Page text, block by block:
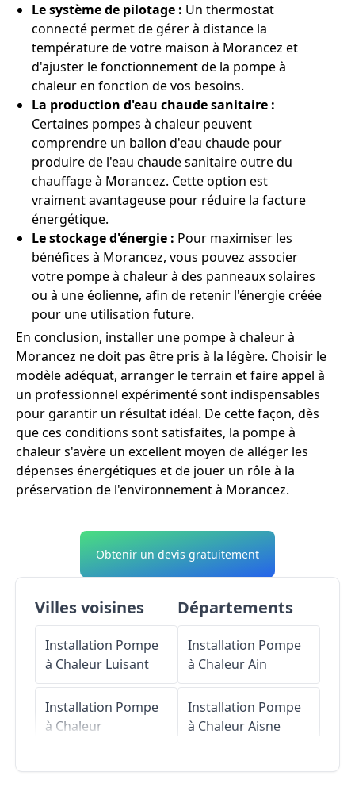
Le système de pilotage : Un thermostat
connecté permet de gérer à distance la
température de votre maison à Morancez et
d'ajuster le fonctionnement de la pompe à
chaleur en fonction de vos besoins.
La production d'eau chaude sanitaire :
Certaines pompes à chaleur peuvent
comprendre un ballon d'eau chaude pour
produire de l'eau chaude sanitaire outre du
chauffage à Morancez. Cette option est
vraiment avantageuse pour réduire la facture
énergétique.
Le stockage d'énergie : Pour maximiser les
bénéfices à Morancez, vous pouvez associer
votre pompe à chaleur à des panneaux solaires
ou à une éolienne, afin de retenir l'énergie créée
pour une utilisation future.
En conclusion, installer une pompe à chaleur à
Morancez ne doit pas être pris à la légère. Choisir le
modèle adéquat, arranger le terrain et faire appel à
un professionnel expérimenté sont indispensables
pour garantir un résultat idéal. De cette façon, dès
que ces conditions sont satisfaites, la pompe à
chaleur s'avère un excellent moyen de alléger les
dépenses énergétiques et de jouer un rôle à la
préservation de l'environnement à Morancez.
Obtenir un devis gratuitement
Villes voisines
Installation Pompe
à Chaleur Luisant
Installation Pompe
à Chaleur
Départements
Installation Pompe
à ChaleurAin
Installation Pompe
à ChaleurAisne
Installation Pompe